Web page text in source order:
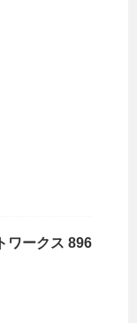
ワークス 896